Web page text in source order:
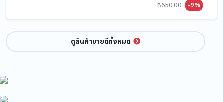
฿650.00 -9%
ดูสินค้าขายดีทั้งหมด